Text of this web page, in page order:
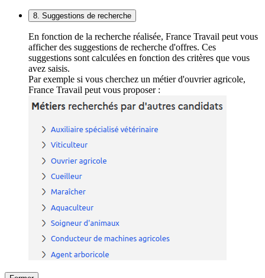
8. Suggestions de recherche
En fonction de la recherche réalisée, France Travail peut vous
afficher des suggestions de recherche d'offres. Ces
suggestions sont calculées en fonction des critères que vous
avez saisis.
Par exemple si vous cherchez un métier d'ouvrier agricole,
France Travail peut vous proposer :